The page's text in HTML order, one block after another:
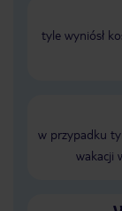
tyle wyniósł
w przypadku
wakacji